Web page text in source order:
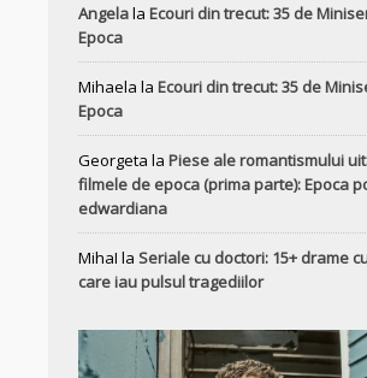
Angelala Ecouri din trecut: 35 de
Epoca
Mihaela la Ecouri din trecut: 35 de
Epoca
Georgeta la Piese ale romantismului
filmele de epoca (prima parte): Epoca
edwardiana
MihaI la Seriale cu doctori: 15+ drame
care iau pulsul tragediilor